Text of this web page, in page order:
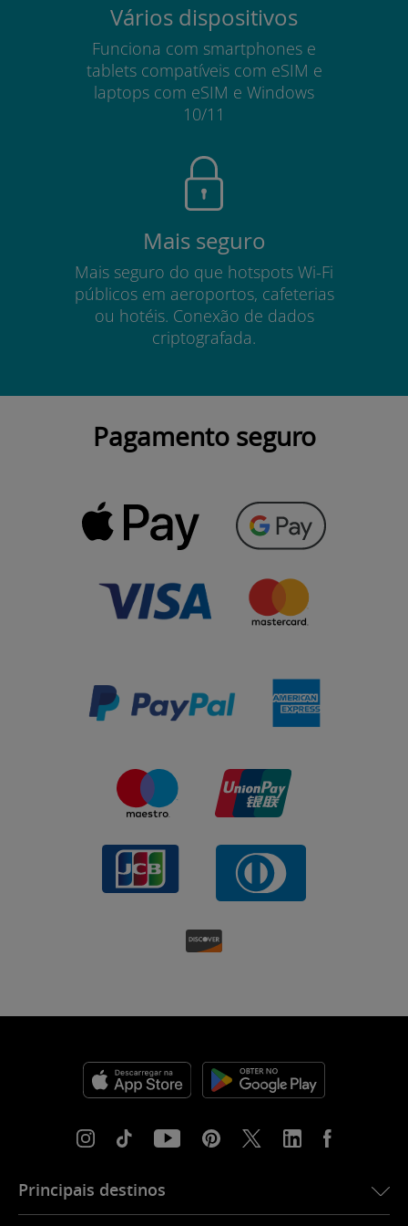
Vários dispositivos
Funciona com smartphones e
tablets compatíveis com eSIM e
laptops com eSIM e Windows
10/11
Mais seguro
Mais seguro do que hotspots Wi-Fi
públicos em aeroportos, cafeterias
ou hotéis. Conexão de dados
criptografada.
Pagamento seguro
Principais destinos